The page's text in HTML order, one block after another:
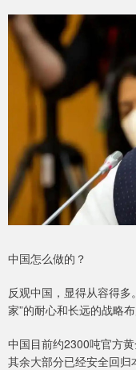
中国怎么做的？
反观中国，显得从容得
家”的耐心和长远的战略
中国目前约2300吨官方
其余大部分已经安全回归